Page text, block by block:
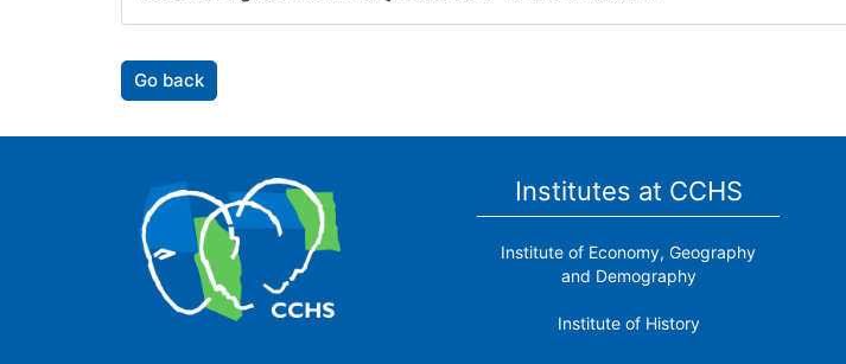
Go back
Institutes at CCHS
Institute of Economy, Geography
and Demography
Institute of History